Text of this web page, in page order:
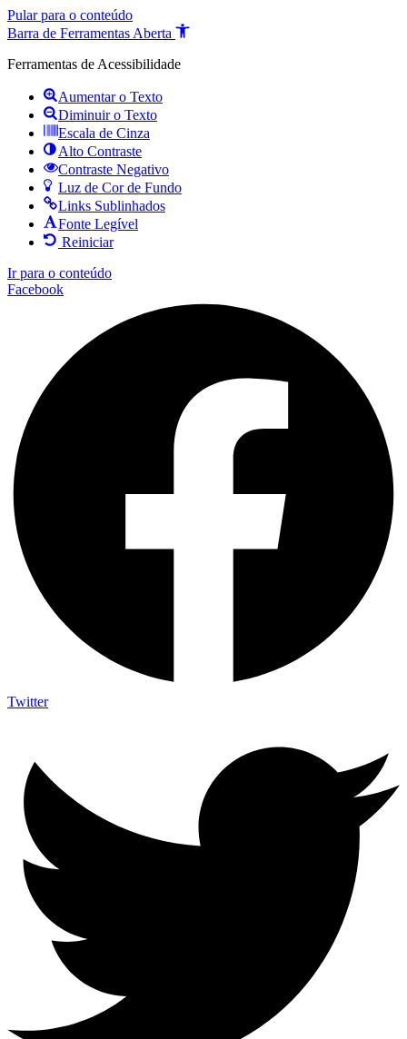
Pular para o conteúdo
Barra de Ferramentas Aberta
Ferramentas de Acessibilidade
Aumentar o Texto
Diminuir o Texto
Escala de Cinza
Alto Contraste
Contraste Negativo
Luz de Cor de Fundo
Links Sublinhados
Fonte Legível
Reiniciar
Ir para o conteúdo
Facebook
Twitter